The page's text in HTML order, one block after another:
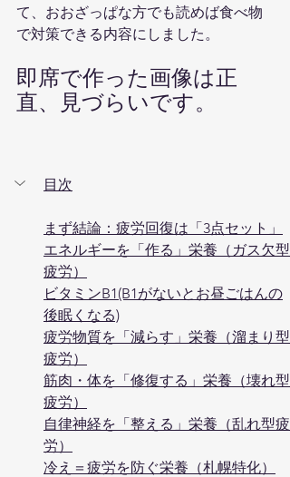
て、おおざっぱな方でも読めば食べ物
で対策できる内容にしました。
即席で作った画像は正
直、見づらいです。
目次
まず結論：疲労回復は「3点セット」
エネルギーを「作る」栄養（ガス欠型
疲労）
ビタミンB1(B1がないとお昼ごはんの
後眠くなる)
疲労物質を「減らす」栄養（溜まり型
疲労）
筋肉・体を「修復する」栄養（壊れ型
疲労）
自律神経を「整える」栄養（乱れ型疲
労）
冷え＝疲労を防ぐ栄養（札幌特化）